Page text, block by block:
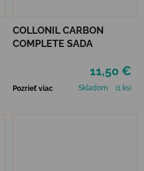
COLLONIL CARBON
COMPLETE SADA
11,50 €
Pozrieť viac Skladom (1 ks)